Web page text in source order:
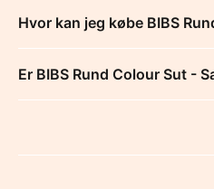
Hvor kan jeg købe BIBS
Er BIBS Rund Colour Sut -